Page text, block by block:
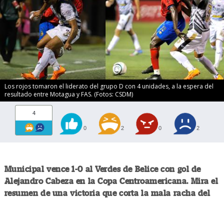
Los rojos tomaron el liderato del grupo D con 4 unidades, a la espera del
resultado entre Motagua y FAS. (Fotos: CSDM)
4
0 2 0 2
Municipal vence 1-0 al Verdes de Belice con gol de
Alejandro Cabeza en la Copa Centroamericana. Mira el
resumen de una victoria que corta la mala racha del